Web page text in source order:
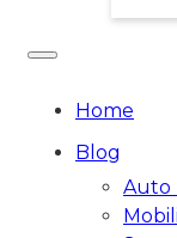
Home
Blog
Auto